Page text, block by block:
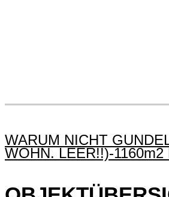
WARUM NICHT
WOHN. LEER!!)-